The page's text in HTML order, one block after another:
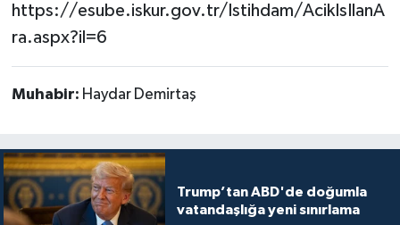
https://esube.iskur.gov.tr/Istihdam/AcikIsIlanA
ra.aspx?il=6
Muhabir: Haydar Demirtaş
Trump’tan ABD'de doğumla
vatandaşlığa yeni sınırlama